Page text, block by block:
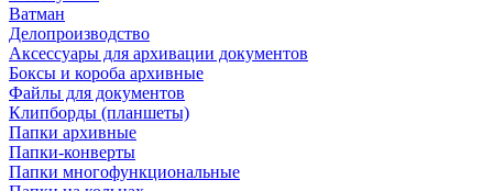
Ватман
Делопроизводство
Аксессуары для архивации документов
Боксы и короба архивные
Файлы для документов
Клипборды (планшеты)
Папки архивные
Папки-конверты
Папки многофункциональные